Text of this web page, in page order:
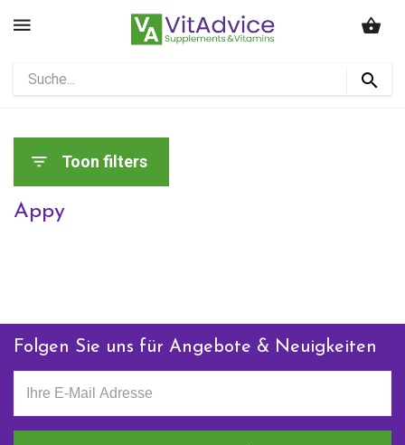
Toon filters
Appy
Folgen Sie uns für Angebote & Neuigkeiten